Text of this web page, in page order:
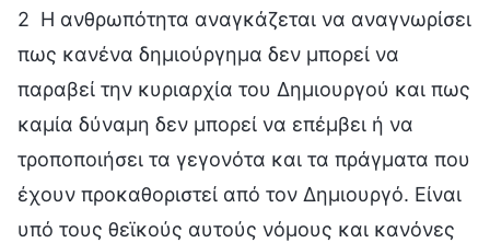
2 Η ανθρωπότητα αναγκάζεται να αναγνωρίσει
πως κανένα δημιούργημα δεν μπορεί να
παραβεί την κυριαρχία του Δημιουργού και πως
καμία δύναμη δεν μπορεί να επέμβει ή να
τροποποιήσει τα γεγονότα και τα πράγματα που
έχουν προκαθοριστεί από τον Δημιουργό. Είναι
υπό τους θεϊκούς αυτούς νόμους και κανόνες